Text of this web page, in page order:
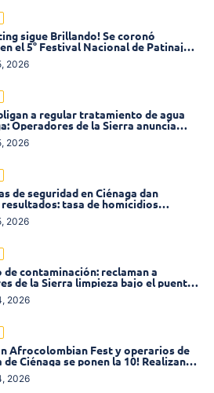
sigue Brillando! Se coronó
el 5° Festival Nacional de Patinaje
Ruedas»
2026
a regular tratamiento de agua
Operadores de la Sierra anuncia
en varios sectores
2026
de seguridad en Ciénaga dan
tasa de homicidios
58% en 2026
2026
contaminación: reclaman a
de la Sierra limpieza bajo el puente
con carrera 11
2026
Afrocolombian Fest y operarios de
Ciénaga se ponen la 10! Realizan
la parte posterior del Coliseo
2026